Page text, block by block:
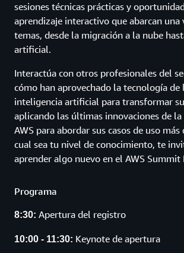
sesiones técnicas prácticas y
aprendizaje interactivo que abarcan una
temas, desde la migración a la nube
artificial.
Interactúa con otros profesionales del
cómo han aprovechado la tecnología de
inteligencia artificial para transformar
aplicando las últimas innovaciones de
AWS para abordar sus casos de uso más
cual sea tu nivel de conocimiento, te
aprender algo nuevo en el AWS Summit
Programa
8:30: Apertura del registro
10:00 - 11:30: Keynote de apertura